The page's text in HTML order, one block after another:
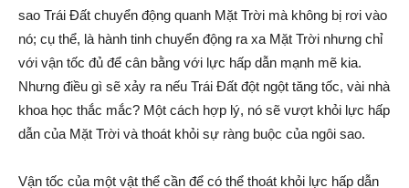
sao Trái Đất chuyển động quanh Mặt Trời mà không bị rơi vào
nó; cụ thể, là hành tinh chuyển động ra xa Mặt Trời nhưng chỉ
với vận tốc đủ để cân bằng với lực hấp dẫn mạnh mẽ kia.
Nhưng điều gì sẽ xảy ra nếu Trái Đất đột ngột tăng tốc, vài nhà
khoa học thắc mắc? Một cách hợp lý, nó sẽ vượt khỏi lực hấp
dẫn của Mặt Trời và thoát khỏi sự ràng buộc của ngôi sao.
Vận tốc của một vật thể cần để có thể thoát khỏi lực hấp dẫn